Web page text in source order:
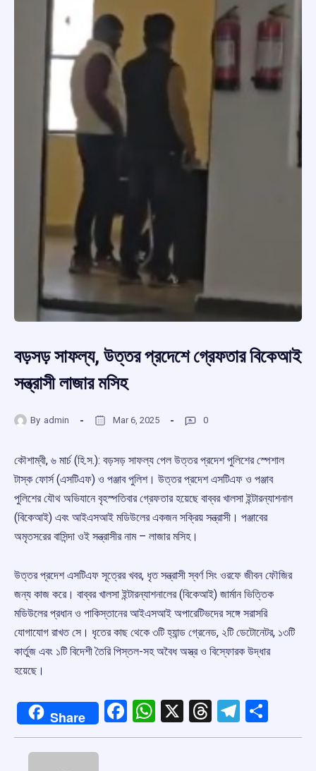
বড়সড় সাফল্য, উত্তর প্রদেশে গ্রেফতার বিকেআই
সন্ত্রাসী লাজার মসিহ
By admin Mar 6, 2025 0
কৌশাম্বী, ৬ মার্চ (হি.স.): বড়সড় সাফল্য পেল উত্তর প্রদেশ পুলিশের স্পেশাল
টাস্ক ফোর্স (এসটিএফ) ও পঞ্জাব পুলিশ। উত্তর প্রদেশ এসটিএফ ও পঞ্জাব
পুলিশের যৌথ অভিযানে বৃহস্পতিবার গ্রেফতার হয়েছে বাব্বর খালসা ইন্টারন্যাশনাল
(বিকেআই) এবং আইএসআই মডিউলের একজন সক্রিয় সন্ত্রাসী। পঞ্জাবের
অমৃতসরের বাসিন্দা ওই সন্ত্রাসীর নাম – লাজার মসিহ।
উত্তর প্রদেশ এসটিএফ সূত্রের খবর, ধৃত সন্ত্রাসী স্বর্ণ সিং ওরফে জীবন ফৌজির
জন্য কাজ করে। বাব্বর খালসা ইন্টারন্যাশনালের (বিকেআই) জার্মান ভিত্তিক
মডিউলের প্রধান ও পাকিস্তানের আইএসআই অপারেটিভদের সঙ্গে সরাসরি
যোগাযোগ রাখত সে। ধৃতের কাছ থেকে ৩টি হ্যান্ড গ্রেনেড, ২টি ডেটোনেটর, ১৩টি
কার্তুজ এবং ১টি বিদেশী তৈরি পিস্তল-সহ অবৈধ অস্ত্র ও বিস্ফোরক উদ্ধার
হয়েছে।
Share Facebook
WhatsApp
X Threads